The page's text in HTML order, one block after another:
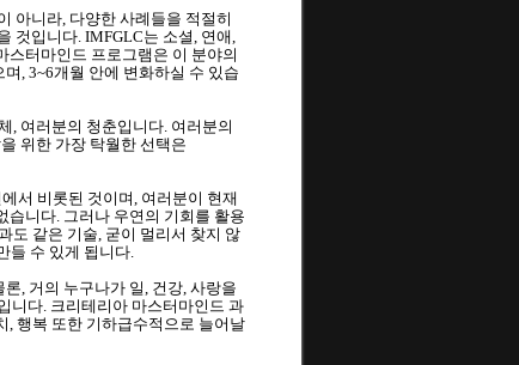
아니라, 다양한 사례들을 적절히
것입니다. IMFGLC는 소셜, 연애,
스터마인드 프로그램은 이 분야의
, 3~6개월 안에 변화하실 수 있습
, 여러분의 청춘입니다. 여러분의
위한 가장 탁월한 선택은
서 비롯된 것이며, 여러분이 현재
습니다. 그러나 우연의 기회를 활용
도 같은 기술, 굳이 멀리서 찾지 않
들 수 있게 됩니다.
, 거의 누구나가 일, 건강, 사랑을
니다. 크리테리아 마스터마인드 과
, 행복 또한 기하급수적으로 늘어날